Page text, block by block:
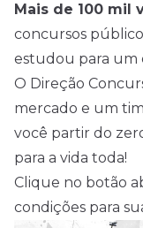
Mais de 100 mil
concursos
estudou para um
O Direção
mercado e um
você partir do
para a vida toda!
Clique no botão
condições para